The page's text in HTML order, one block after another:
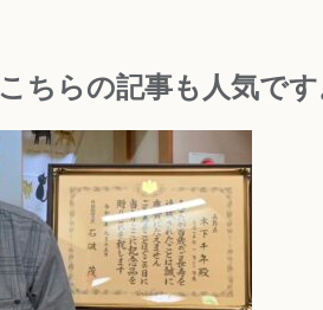
こちらの記事も人気で